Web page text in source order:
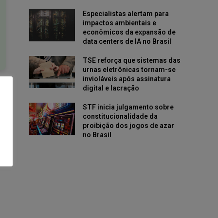
Especialistas alertam para
impactos ambientais e
econômicos da expansão de
data centers de IA no Brasil
TSE reforça que sistemas das
urnas eletrônicas tornam-se
invioláveis após assinatura
digital e lacração
STF inicia julgamento sobre
constitucionalidade da
proibição dos jogos de azar
no Brasil